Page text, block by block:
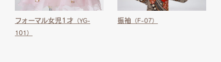
フォーマル女児1才 （YG-
101）
振袖 （F-07）